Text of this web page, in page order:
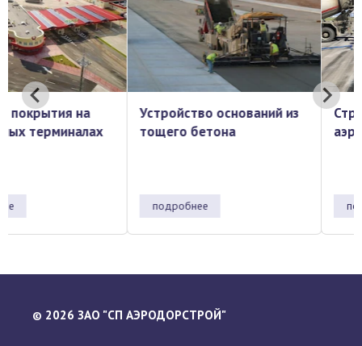
Устройство оснований из
тощего бетона
Строительство
аэродромных
© 2026 ЗАО "СП АЭРОДОРСТРОЙ"